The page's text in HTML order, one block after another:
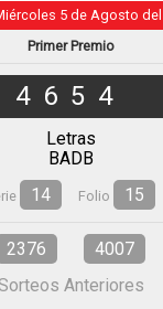
5 de Agosto del
Primer Premio
4654
Letras
BADB
14 Folio 15
2376
4007
Anteriores